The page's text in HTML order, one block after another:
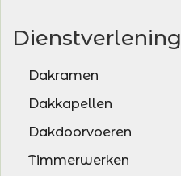
Dienstverlening
Dakramen
Dakkapellen
Dakdoorvoeren
Timmerwerken